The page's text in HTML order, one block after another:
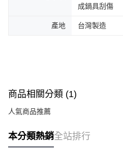
成鍋具刮傷
產地 台灣製造
商品相關分類 (1)
人氣商品推薦
本分類熱銷全站排行